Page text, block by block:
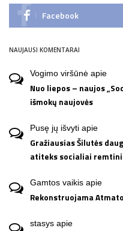
Facebook
NAUJAUSI KOMENTARAI
Vogimo viršūnė apie
Nuo liepos – naujos
išmokų naujovės
Pusę jų išvyti apie
Gražiausias Šilutės
atiteks socialiai
Gamtos vaikis apie
Rekonstruojama
stasys apie